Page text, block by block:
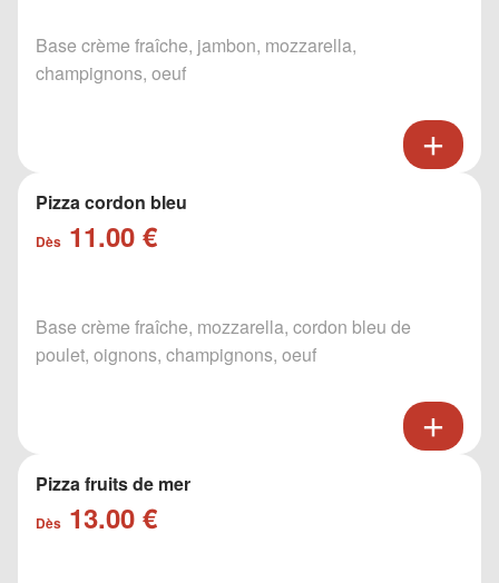
Base crème fraîche, jambon, mozzarella,
champignons, oeuf
Pizza cordon bleu
Dès 11.00 €
Base crème fraîche, mozzarella, cordon bleu de
poulet, oignons, champignons, oeuf
Pizza fruits de mer
Dès 13.00 €